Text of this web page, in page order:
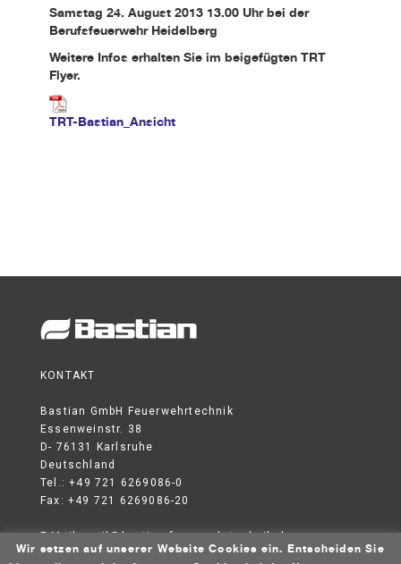
Samstag 24. August 2013 13.00 Uhr bei der
Berufsfeuerwehr Heidelberg
Weitere Infos erhalten Sie im beigefügten TRT
Flyer.
TRT-Bastian_Ansicht
KONTAKT
Bastian GmbH Feuerwehrtechnik
Essenweinstr. 38
D- 76131 Karlsruhe
Deutschland
Tel.: +49 721 6269086-0
Fax: +49 721 6269086-20
E-Mail:mail@bastian-feuerwehrtechnik.de
Wir setzen auf unserer Website Cookies ein. Entscheiden Sie